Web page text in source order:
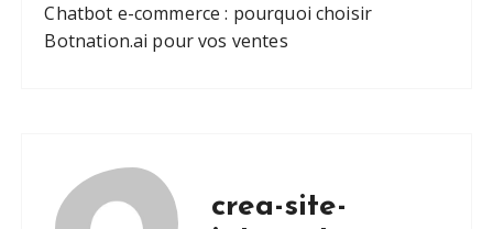
Chatbot e-commerce : pourquoi choisir
Botnation.ai pour vos ventes
crea-site-